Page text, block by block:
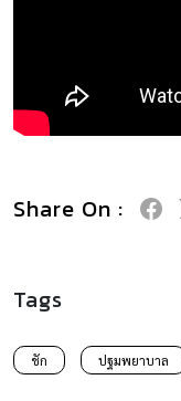
Share On :
Tags
ชัก ปฐมพยาบาล